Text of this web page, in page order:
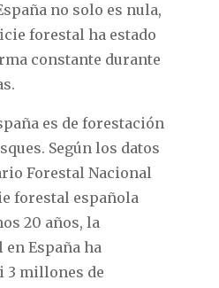
no solo es nula,
forestal ha estado
constante durante
es de forestación
Según los datos
Forestal Nacional
forestal española
20 años, la
España ha
3 millones de